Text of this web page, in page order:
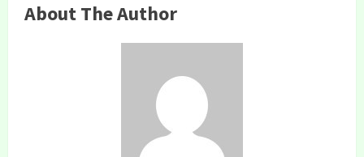
About The Author